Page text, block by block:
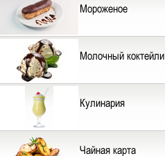
Мороженое
Молочный коктейли
Кулинария
Чайная карта